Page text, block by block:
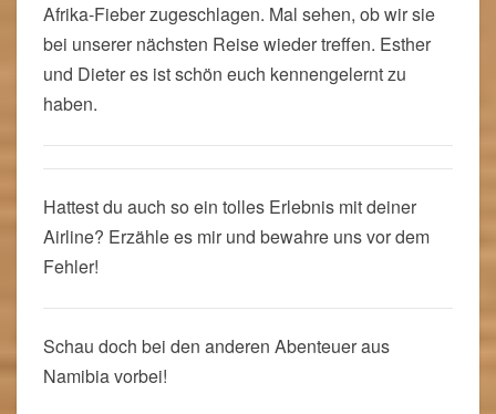
Afrika-Fieber zugeschlagen. Mal sehen, ob wir sie
bei unserer nächsten Reise wieder treffen. Esther
und Dieter es ist schön euch kennengelernt zu
haben.
Hattest du auch so ein tolles Erlebnis mit deiner
Airline? Erzähle es mir und bewahre uns vor dem
Fehler!
Schau doch bei den anderen Abenteuer aus
Namibia vorbei!